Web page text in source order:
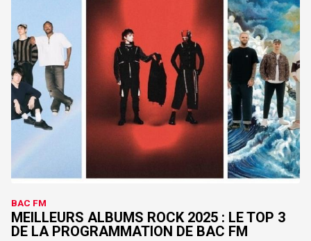
BAC FM
MEILLEURS ALBUMS ROCK 2025 : LE TOP 3
DE LA PROGRAMMATION DE BAC FM